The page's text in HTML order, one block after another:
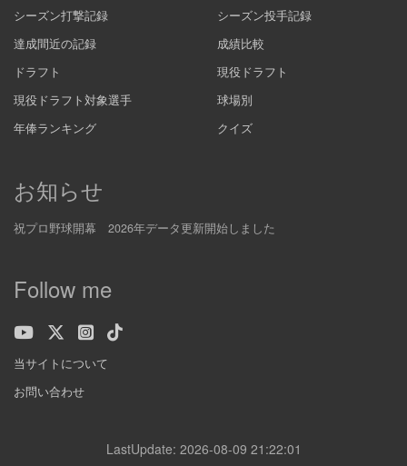
シーズン打撃記録
シーズン投手記録
達成間近の記録
成績比較
ドラフト
現役ドラフト
現役ドラフト対象選手
球場別
年俸ランキング
クイズ
お知らせ
祝プロ野球開幕 2026年データ更新開始しました
Follow me
当サイトについて
お問い合わせ
LastUpdate: 2026-08-09 21:22:01